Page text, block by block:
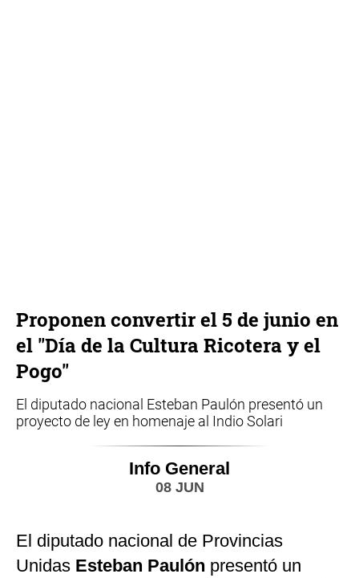
Proponen convertir el 5 de junio en
el "Día de la Cultura Ricotera y el
Pogo"
El diputado nacional Esteban Paulón presentó un
proyecto de ley en homenaje al Indio Solari
Info General
08 JUN
El diputado nacional de Provincias
Unidas Esteban Paulón presentó un